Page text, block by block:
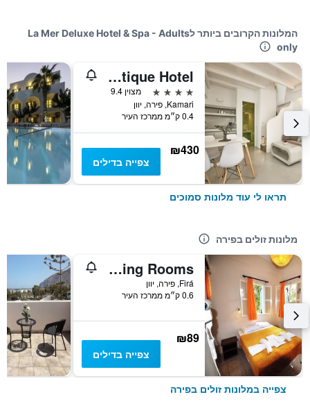
המלונות הקרובים ביותר לLa Mer Deluxe Hotel & Spa - Adults
only
La Bellezza Eco Boutique Hotel
4 כוכבים
מצוין 9.4
Kamari, פירה, יוון
0.4 ק״מ ממרכז העיר
₪430
צפייה בדילים
תראו לי עוד מלונות סמוכים
מלונות זולים בפירה
Santorini Camping Rooms
Firá, פירה, יוון
0.6 ק״מ ממרכז העיר
₪89
צפייה בדילים
צפייה במלונות זולים בפירה